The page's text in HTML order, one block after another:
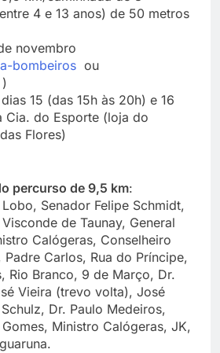
4 e 13 anos) de 50 metros
novembro
bombeiros ou
)
15 (das 15h às 20h) e 16
Cia. do Esporte (loja do
Flores)
percurso de 9,5 km:
Senador Felipe Schmidt,
de Taunay, General
Calógeras, Conselheiro
Carlos, Rua do Príncipe,
Rio Branco, 9 de Março, Dr.
Vieira (trevo volta), José
Dr. Paulo Medeiros,
Ministro Calógeras, JK,